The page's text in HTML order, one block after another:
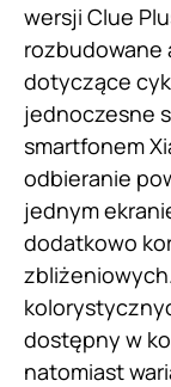
wersji Clue
rozbudowane
dotyczące
jednoczesne
smartfonem
odbieranie
jednym
dodatkowo
dostępny w
natomiast